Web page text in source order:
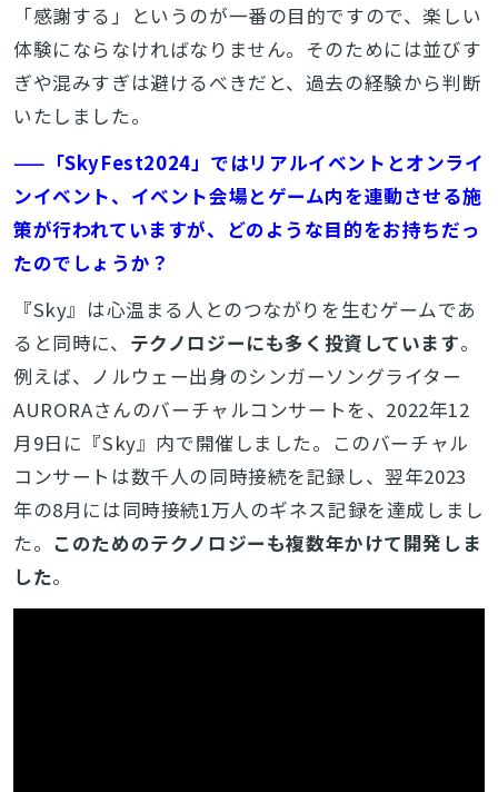
「感謝する」というのが一番の目的ですので、楽しい
体験にならなければなりません。そのためには並びす
ぎや混みすぎは避けるべきだと、過去の経験から判断
いたしました。
——「SkyFest2024」ではリアルイベントとオンライ
ンイベント、イベント会場とゲーム内を連動させる施
策が行われていますが、どのような目的をお持ちだっ
たのでしょうか？
『Sky』は心温まる人とのつながりを生むゲームであ
ると同時に、 テクノロジーにも多く投資しています。
例えば、ノルウェー出身のシンガーソングライター
AURORAさんのバーチャルコンサートを、2022年12
月9日に『Sky』内で開催しました。このバーチャル
コンサートは数千人の同時接続を記録し、翌年2023
年の8月には同時接続1万人のギネス記録を達成しまし
た。 このためのテクノロジーも複数年かけて開発しま
した。